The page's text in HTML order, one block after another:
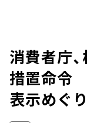
消費者庁
措置命令
表示めぐり